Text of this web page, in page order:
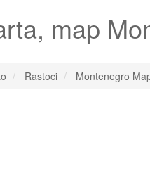
map
Rastoci Montenegro